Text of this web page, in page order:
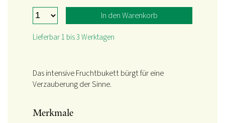
In den Warenkorb
Lieferbar 1 bis 3 Werktagen
Das intensive Fruchtbukett bürgt für eine
Verzauberung der Sinne.
Merkmale